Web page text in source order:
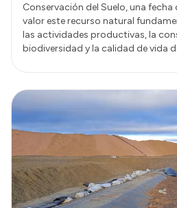
Intranet
Login
Conservación del Suelo, una fecha
valor este recurso natural
las actividades productivas, la
biodiversidad y la calidad de vida